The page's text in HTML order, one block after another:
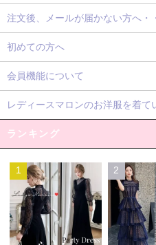
注文後、メールが届かない方へ・・
初めての方へ
会員機能について
レディースマロンのお洋服を着て
ランキング
1 2